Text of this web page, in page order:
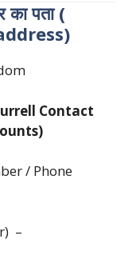
का पता(
Contact
/ Phone
–